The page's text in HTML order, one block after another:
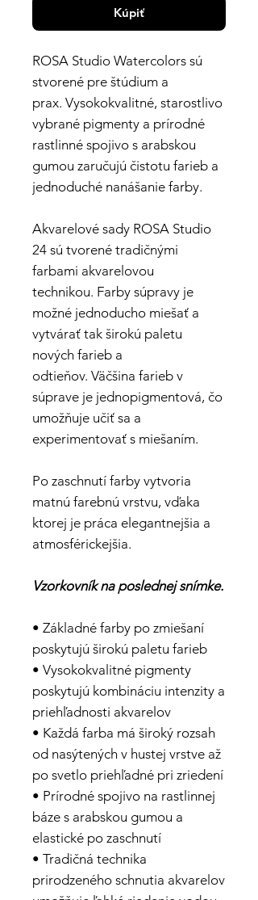
Kúpiť
ROSA Studio Watercolors sú
stvorené pre štúdium a
prax. Vysokokvalitné, starostlivo
vybrané pigmenty a prírodné
rastlinné spojivo s arabskou
gumou zaručujú čistotu farieb a
jednoduché nanášanie farby.
Akvarelové sady ROSA Studio
24 sú tvorené tradičnými
farbami akvarelovou
technikou. Farby súpravy je
možné jednoducho miešať a
vytvárať tak širokú paletu
nových farieb a
odtieňov. Väčšina farieb v
súprave je jednopigmentová, čo
umožňuje učiť sa a
experimentovať s miešaním.
Po zaschnutí farby vytvoria
matnú farebnú vrstvu, vďaka
ktorej je práca elegantnejšia a
atmosférickejšia.
Vzorkovník na poslednej snímke.
• Základné farby po zmiešaní
poskytujú širokú paletu farieb
• Vysokokvalitné pigmenty
poskytujú kombináciu intenzity a
priehľadnosti akvarelov
• Každá farba má široký rozsah
od nasýtených v hustej vrstve až
po svetlo priehľadné pri zriedení
• Prírodné spojivo na rastlinnej
báze s arabskou gumou a
elastické po zaschnutí
• Tradičná technika
prirodzeného schnutia akvarelov